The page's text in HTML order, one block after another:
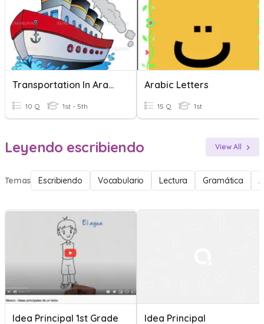
Transportation In Arabic
10 Q 1st - 5th
Arabic Letters
15 Q 1st
Leyendo escribiendo View All
Temas Escribiendo Vocabulario Lectura Gramática
Idea Principal 1st Grade Idea Principal